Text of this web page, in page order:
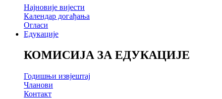
Најновије вијести
Календар догађања
Огласи
Едукације
КОМИСИЈА ЗА ЕДУКАЦИЈЕ
Годишњи извјештај
Чланови
Контакт